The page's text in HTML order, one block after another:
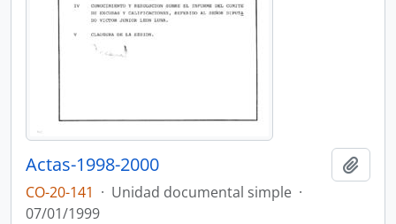
Actas-1998-2000
CO-20-141 · Unidad documental simple ·
07/01/1999